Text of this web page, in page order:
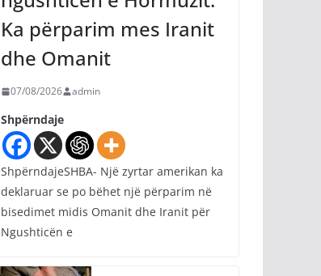
Ka përparim mes Iranit
dhe Omanit
07/08/2026 admin
Shpërndaje
ShpërndajeSHBA- Një zyrtar amerikan ka
deklaruar se po bëhet një përparim në
bisedimet midis Omanit dhe Iranit për
Ngushticën e